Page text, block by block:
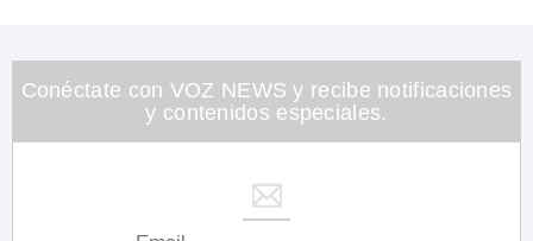
Conéctate con VOZ NEWS y recibe notificaciones
y contenidos especiales.